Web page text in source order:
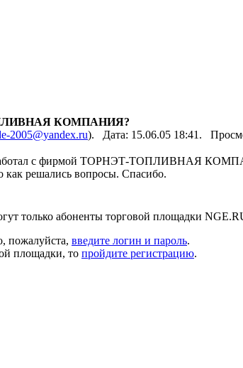
КОМПАНИЯ?
2005@yandex.ru). Дата: 15.06.05 18:41.
с фирмой ТОРНЭТ-ТОПЛИВНАЯ
как решались вопросы. Спасибо.
только абоненты торговой площадки
пожалуйста, введите логин и пароль.
площадки, то пройдите регистрацию.